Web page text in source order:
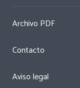
Archivo PDF
Contacto
Aviso legal